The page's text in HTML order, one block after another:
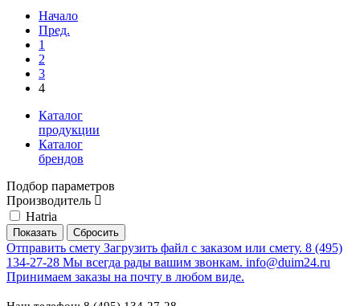
Начало
Пред.
1
2
3
4
Каталог
продукции
Каталог
брендов
Подбор параметров
Производитель
Hatria
Отправить смету Загрузить файл с заказом или смету. 8 (495)
134-27-28 Мы всегда рады вашим звонкам. info@duim24.ru
Принимаем заказы на почту в любом виде.